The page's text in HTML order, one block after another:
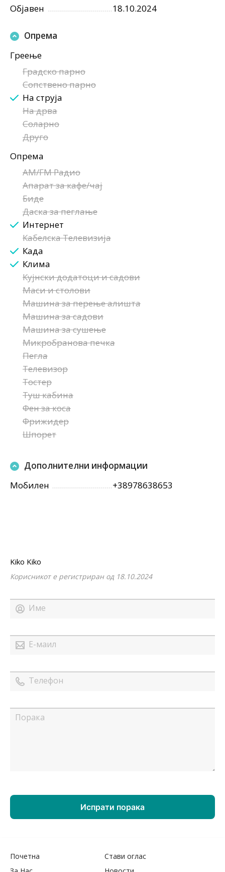
Објавен
18.10.2024
Опрема
Греење
Градско парно
Сопствено парно
На струја
На дрва
Соларно
Друго
Опрема
AM/FM Радио
Апарат за кафе/чај
Биде
Даска за пеглање
Интернет
Кабелска Телевизија
Када
Клима
Кујнски додатоци и садови
Маси и столови
Машина за перење алишта
Машина за садови
Машина за сушење
Микробранова печка
Пегла
Телевизор
Тостер
Туш кабина
Фен за коса
Фрижидер
Шпорет
Дополнителни информации
Мобилен
+38978638653
Kiko Kiko
Корисникот е регистриран од 18.10.2024
Почетна
Стави оглас